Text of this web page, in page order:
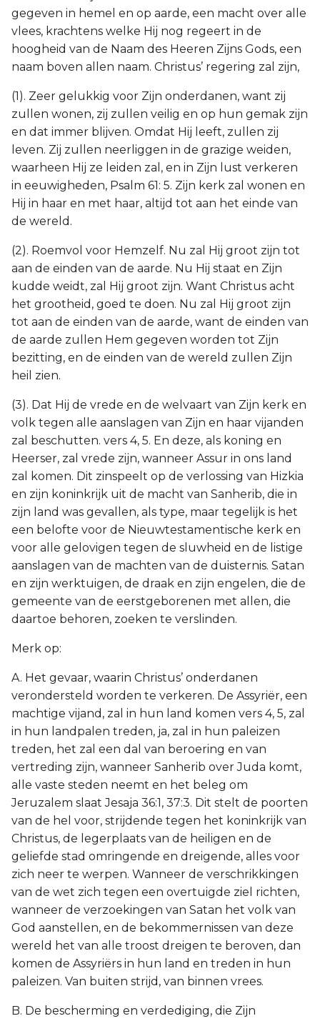
gegeven in hemel en op aarde, een macht over alle
vlees, krachtens welke Hij nog regeert in de
hoogheid van de Naam des Heeren Zijns Gods, een
naam boven allen naam. Christus’ regering zal zijn,
(1). Zeer gelukkig voor Zijn onderdanen, want zij
zullen wonen, zij zullen veilig en op hun gemak zijn
en dat immer blijven. Omdat Hij leeft, zullen zij
leven. Zij zullen neerliggen in de grazige weiden,
waarheen Hij ze leiden zal, en in Zijn lust verkeren
in eeuwigheden, Psalm 61: 5. Zijn kerk zal wonen en
Hij in haar en met haar, altijd tot aan het einde van
de wereld.
(2). Roemvol voor Hemzelf. Nu zal Hij groot zijn tot
aan de einden van de aarde. Nu Hij staat en Zijn
kudde weidt, zal Hij groot zijn. Want Christus acht
het grootheid, goed te doen. Nu zal Hij groot zijn
tot aan de einden van de aarde, want de einden van
de aarde zullen Hem gegeven worden tot Zijn
bezitting, en de einden van de wereld zullen Zijn
heil zien.
(3). Dat Hij de vrede en de welvaart van Zijn kerk en
volk tegen alle aanslagen van Zijn en haar vijanden
zal beschutten. vers 4, 5. En deze, als koning en
Heerser, zal vrede zijn, wanneer Assur in ons land
zal komen. Dit zinspeelt op de verlossing van Hizkia
en zijn koninkrijk uit de macht van Sanherib, die in
zijn land was gevallen, als type, maar tegelijk is het
een belofte voor de Nieuwtestamentische kerk en
voor alle gelovigen tegen de sluwheid en de listige
aanslagen van de machten van de duisternis. Satan
en zijn werktuigen, de draak en zijn engelen, die de
gemeente van de eerstgeborenen met allen, die
daartoe behoren, zoeken te verslinden.
Merk op:
A. Het gevaar, waarin Christus’ onderdanen
verondersteld worden te verkeren. De Assyriër, een
machtige vijand, zal in hun land komen vers 4, 5, zal
in hun landpalen treden, ja, zal in hun paleizen
treden, het zal een dal van beroering en van
vertreding zijn, wanneer Sanherib over Juda komt,
alle vaste steden neemt en het beleg om
Jeruzalem slaat Jesaja 36:1, 37:3. Dit stelt de poorten
van de hel voor, strijdende tegen het koninkrijk van
Christus, de legerplaats van de heiligen en de
geliefde stad omringende en dreigende, alles voor
zich neer te werpen. Wanneer de verschrikkingen
van de wet zich tegen een overtuigde ziel richten,
wanneer de verzoekingen van Satan het volk van
God aanstellen, en de bekommernissen van deze
wereld het van alle troost dreigen te beroven, dan
komen de Assyriërs in hun land en treden in hun
paleizen. Van buiten strijd, van binnen vrees.
B. De bescherming en verdediging, die Zijn